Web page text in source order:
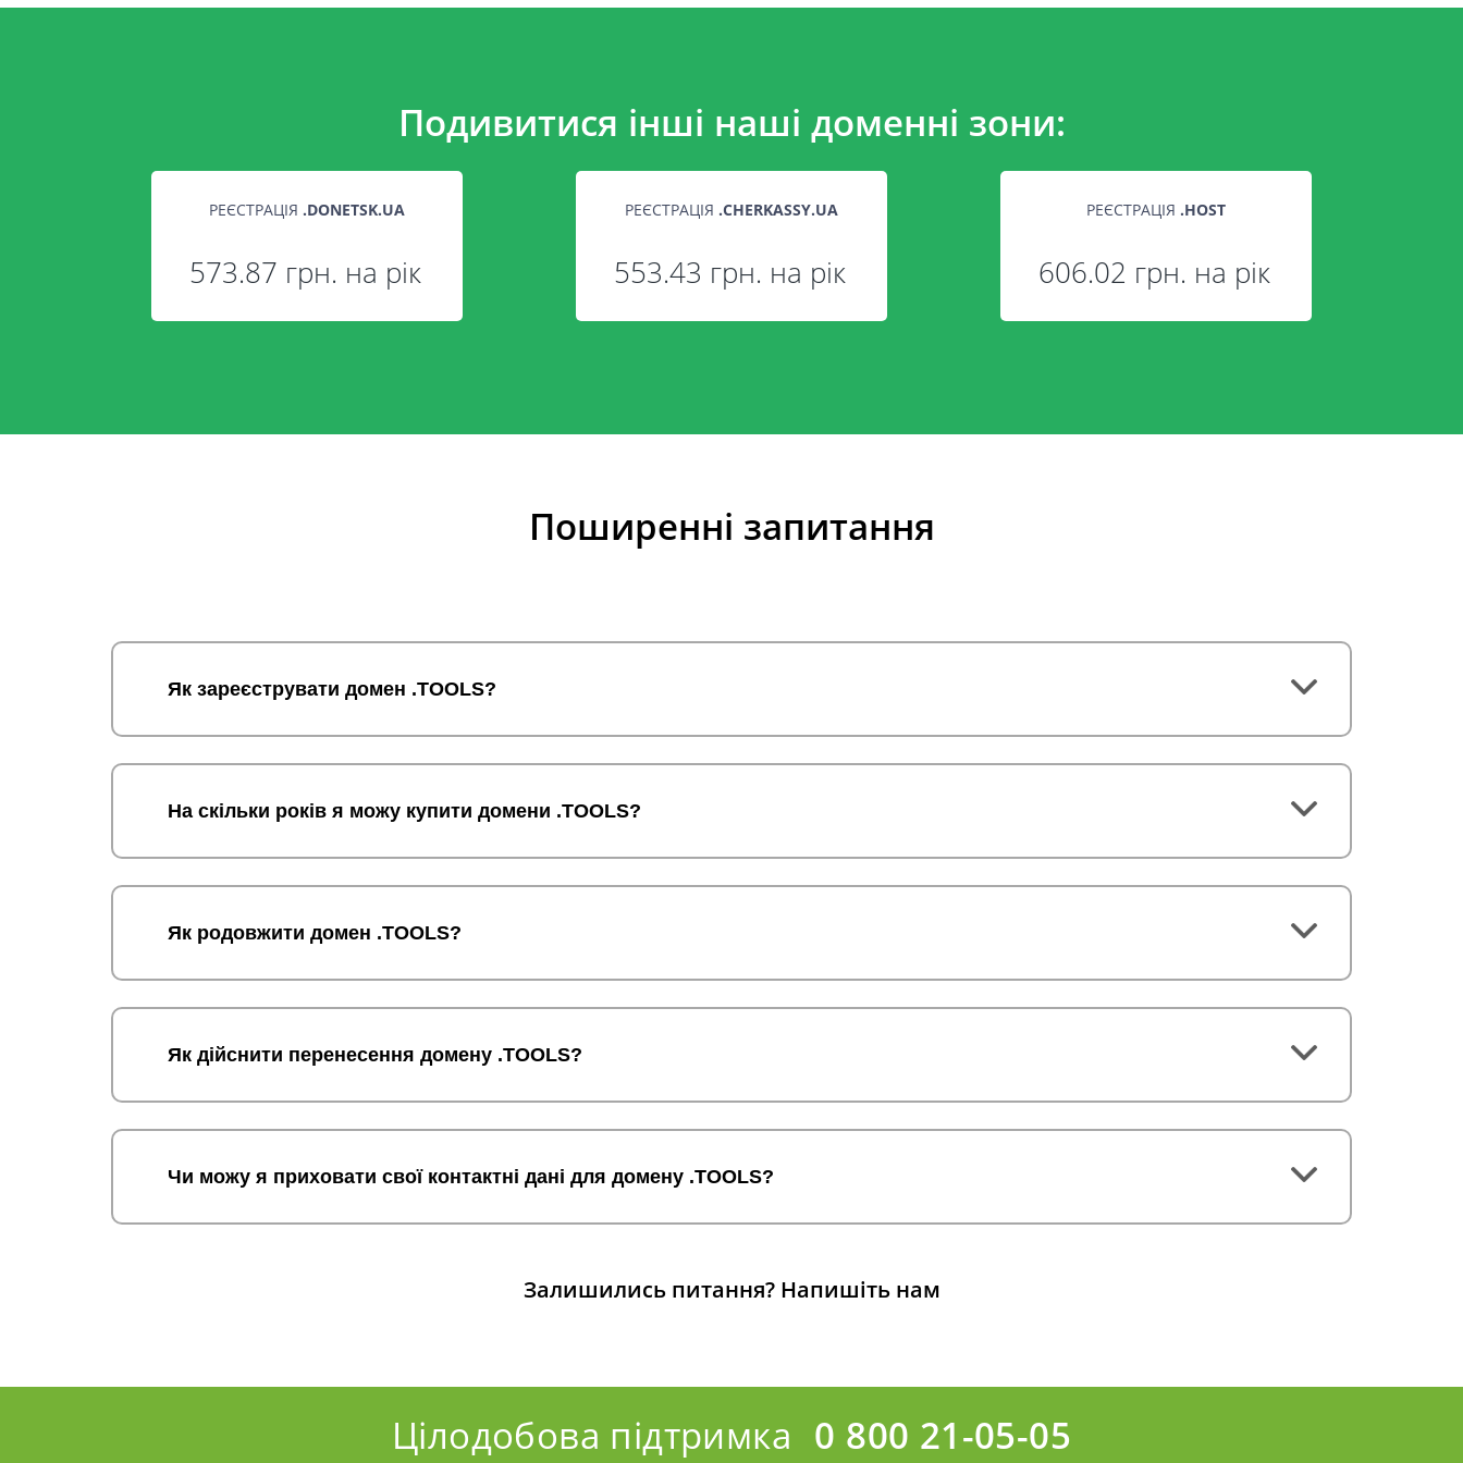
Подивитися інші наші доменні зони:
РЕЄСТРАЦІЯ .DONETSK.UA
573.87 грн. на рік
РЕЄСТРАЦІЯ .CHERKASSY.UA
553.43 грн. на рік
РЕЄСТРАЦІЯ .HOST
606.02 грн. на рік
Поширенні запитання
Як зареєструвати домен .TOOLS?
На скільки років я можу купити домени .TOOLS?
Як родовжити домен .TOOLS?
Як дійснити перенесення домену .TOOLS?
Чи можу я приховати свої контактні дані для домену .TOOLS?
Залишились питання? Напишіть нам
Цілодобова підтримка 0 800 21-05-05